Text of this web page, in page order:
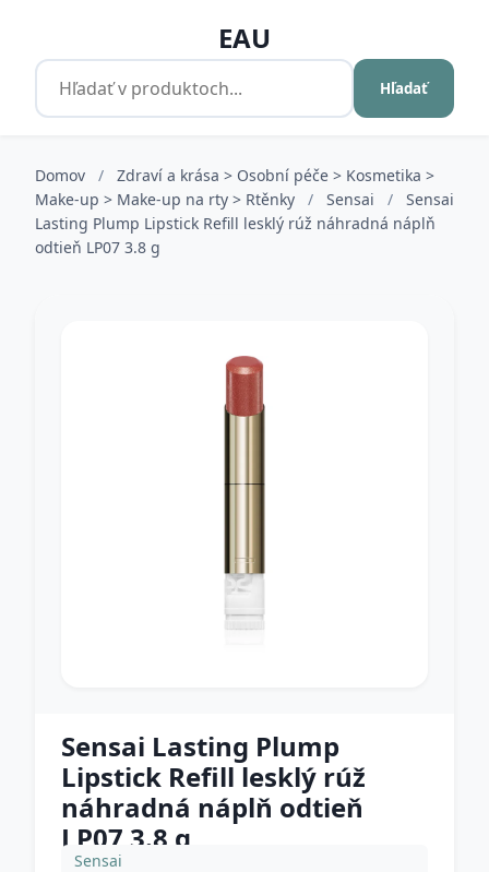
EAU
Hľadať
Domov /
Zdraví a krása > Osobní péče > Kosmetika >
Make-up > Make-up na rty > Rtěnky
/ Sensai /
Sensai
Lasting Plump Lipstick Refill lesklý rúž náhradná náplň
odtieň LP07 3.8 g
Sensai Lasting Plump
Lipstick Refill lesklý rúž
náhradná náplň odtieň
LP07 3.8 g
Sensai